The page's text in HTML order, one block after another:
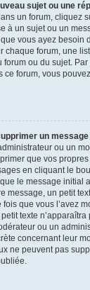
sujet ou une
un forum, cliquez
à un sujet ou un
vous ayez besoin
chaque forum, une
forum ou du sujet.
forum, vous
un message
ou un
que vos
en cliquant le
le message initial
message, un petit
que vous l’avez
texte n’apparaîtra
ou un
concernant leur
ne peuvent pas